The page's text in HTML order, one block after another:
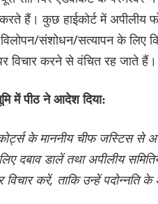
हैं। कुछ हाईकोर्ट में अपीलीय
संशोधन/सत्यापन के लिए
विचार करने से वंचित रह जाते हैं।
में पीठ ने आदेश दिया:
के माननीय चीफ जस्टिस से
दबाव डालें तथा अपीलीय
विचार करें, ताकि उन्हें पदोन्नति